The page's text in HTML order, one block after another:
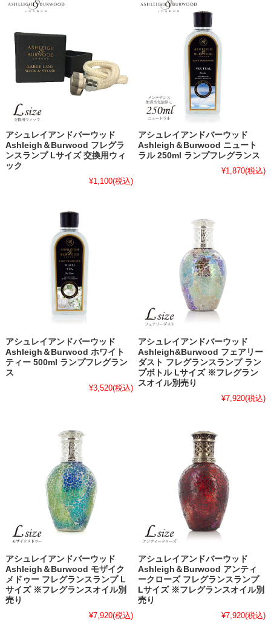
アシュレイアンドバーウッド
Ashleigh＆Burwood フレグラ
ンスランプ Lサイズ 交換用ウィ
ック
¥1,100(税込)
アシュレイアンドバーウッド
Ashleigh＆Burwood ニュート
ラル 250ml ランプフレグランス
¥1,870(税込)
アシュレイアンドバーウッド
Ashleigh＆Burwood ホワイト
ティー 500ml ランプフレグラン
ス
¥3,520(税込)
アシュレイアンドバーウッド
Ashleigh&Burwood フェアリー
ダスト フレグランスランプ ラン
プボトル Lサイズ ※フレグラン
スオイル別売り
¥7,920(税込)
アシュレイアンドバーウッド
Ashleigh＆Burwood モザイク
メドゥー フレグランスランプ L
サイズ ※フレグランスオイル別
売り
¥7,920(税込)
アシュレイアンドバーウッド
Ashleigh＆Burwood アンティ
ークローズ フレグランスランプ
Lサイズ ※フレグランスオイル別
売り
¥7,920(税込)